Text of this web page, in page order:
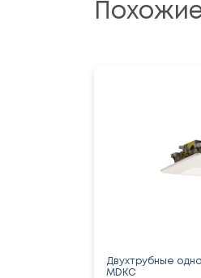
Двухтрубные
MDKC